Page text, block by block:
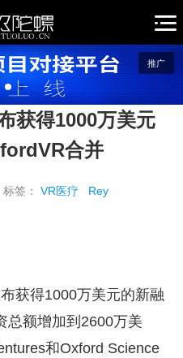
推广
获得1000万美元
合并
标签：VR医疗 Rey
获得1000万美元的新融
总额增加到2600万美
和Oxford Science